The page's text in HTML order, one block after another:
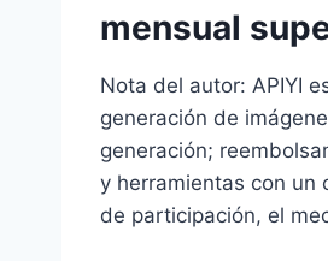
mensual
Nota del autor: APIYI
generación de
generación;
y herramientas con un
de participación, el